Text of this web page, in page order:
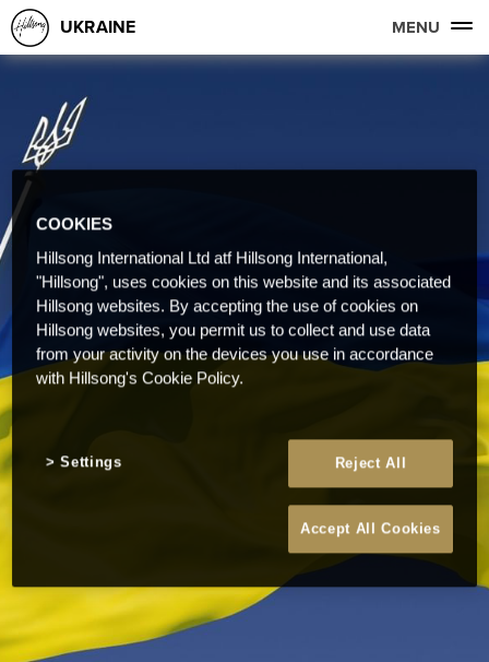
UKRAINE MENU
COOKIES
Hillsong International Ltd atf Hillsong International,
"Hillsong", uses cookies on this website and its associated
Hillsong websites. By accepting the use of cookies on
Hillsong websites, you permit us to collect and use data
from your activity on the devices you use in accordance
with Hillsong's Cookie Policy.
Reject All
Accept All Cookies
Settings